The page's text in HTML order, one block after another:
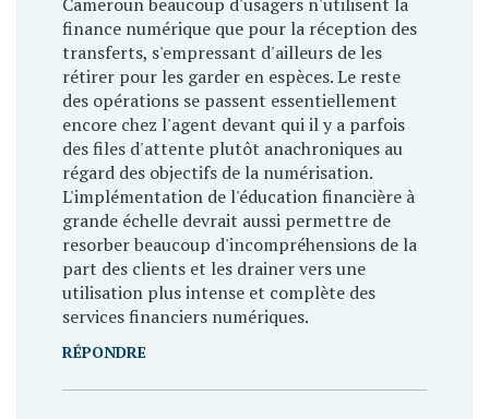
finance numérique que pour la réception des
transferts, s'empressant d'ailleurs de les
rétirer pour les garder en espèces. Le reste
des opérations se passent essentiellement
encore chez l'agent devant qui il y a parfois
des files d'attente plutôt anachroniques au
régard des objectifs de la numérisation.
L'implémentation de l'éducation financière à
grande échelle devrait aussi permettre de
resorber beaucoup d'incompréhensions de la
part des clients et les drainer vers une
utilisation plus intense et complète des
services financiers numériques.
RÉPONDRE